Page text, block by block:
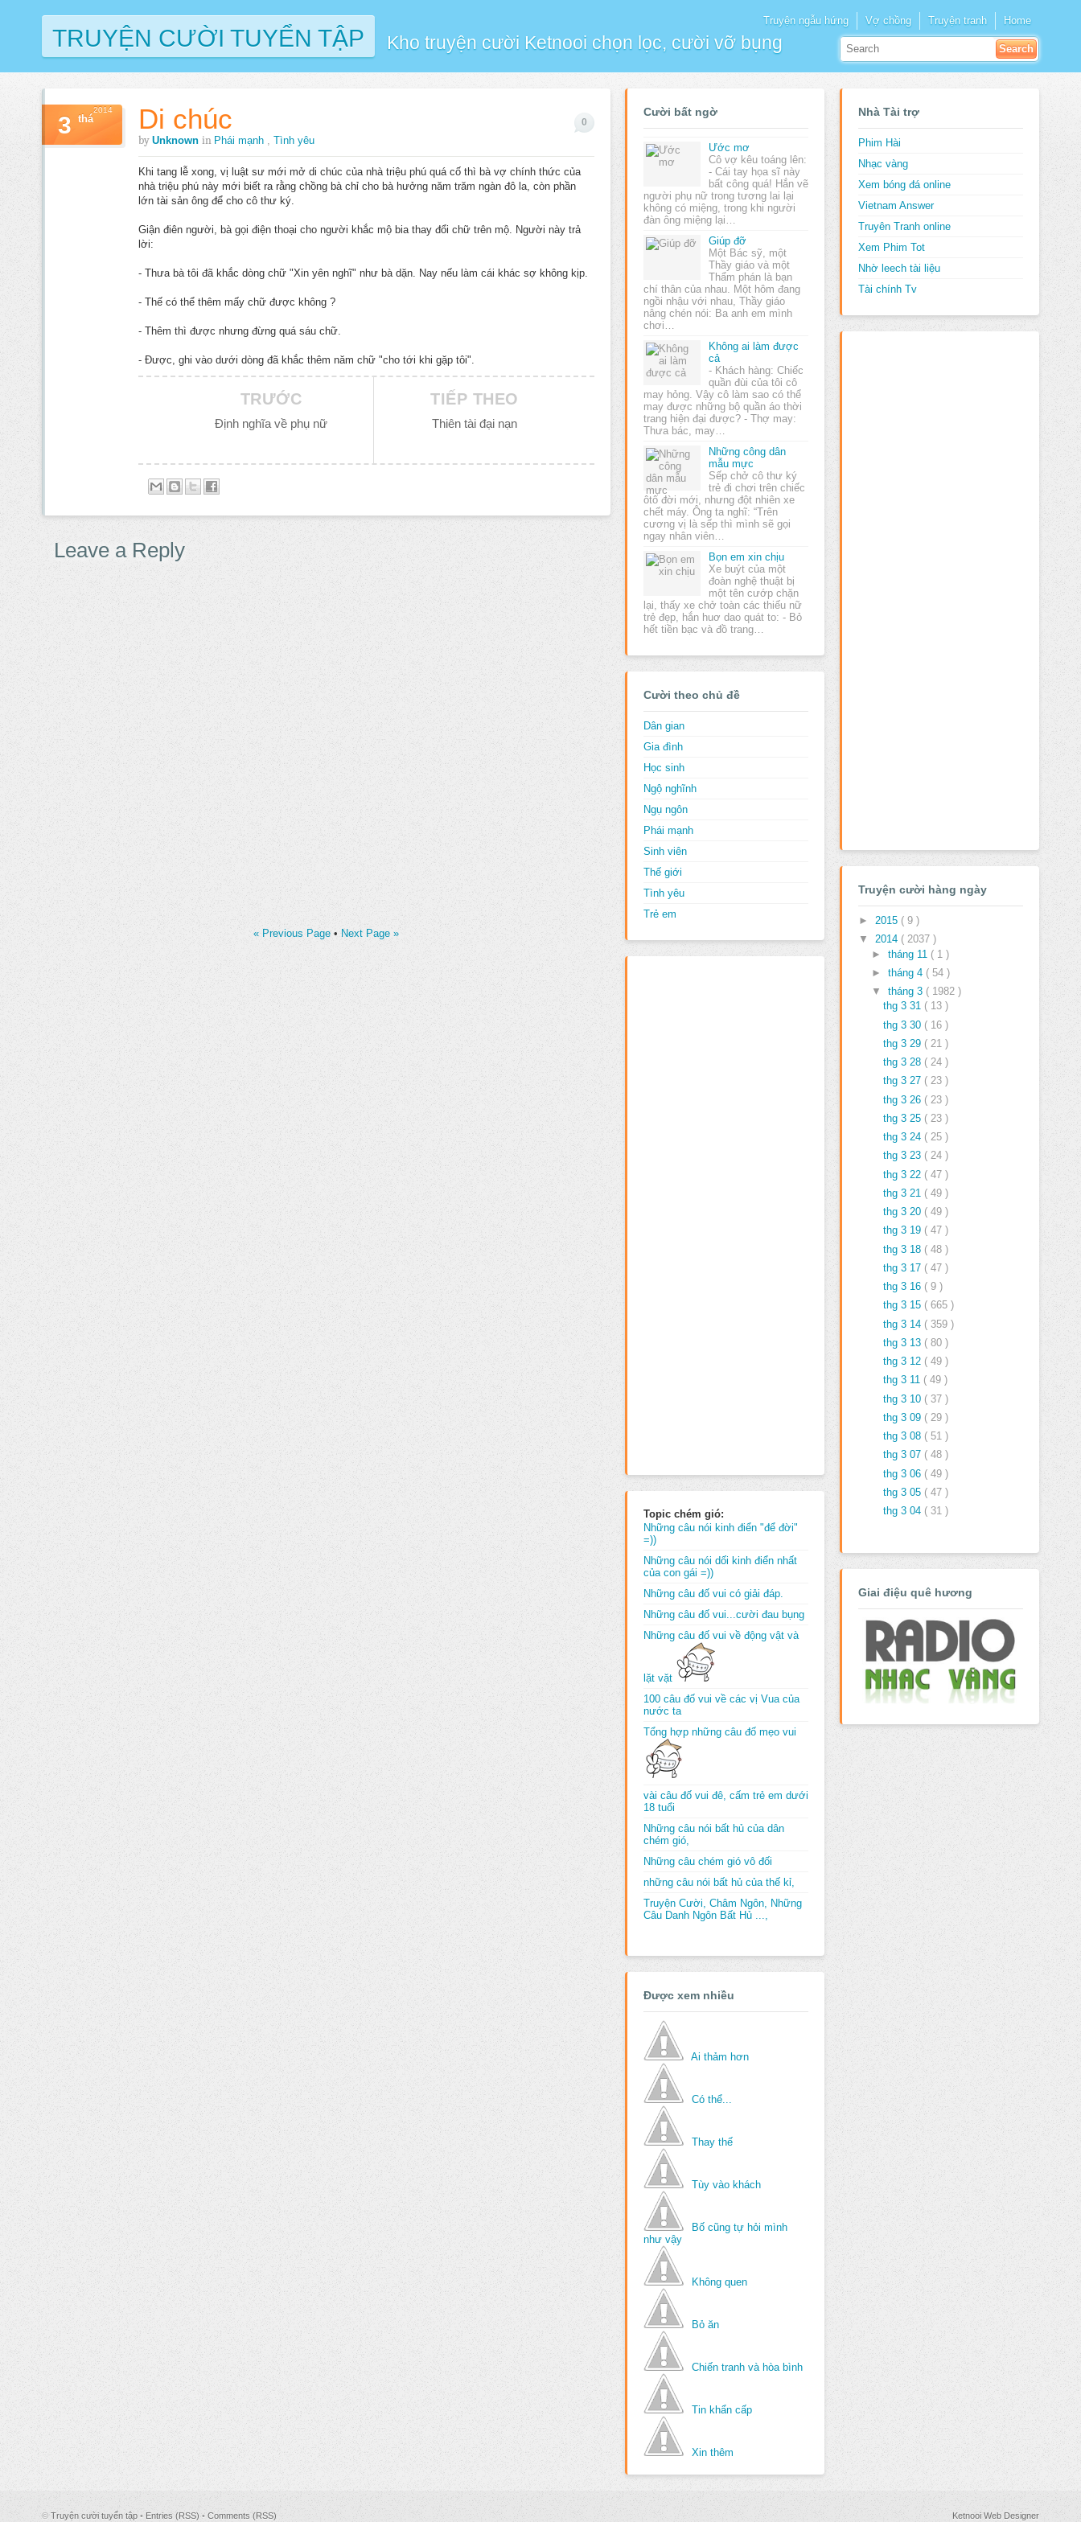
TRUYỆN CƯỜI TUYỂN TẬP Kho truyện cười Ketnooi chọn lọc, cười vỡ bụng
Truyện ngẫu hứng Vợ chồng Truyện tranh Home
Di chúc
by Unknown in Phái mạnh , Tình yêu
3 thá
2014
0
Khi tang lễ xong, vị luật sư mới mở di chúc của nhà triệu phú quá cố thì bà vợ chính thức của
nhà triệu phú này mới biết ra rằng chồng bà chỉ cho bà hưởng năm trăm ngàn đô la, còn phần
lớn tài sản ông để cho cô thư ký.
Giận điên người, bà gọi điện thoại cho người khắc mộ bia thay đổi chữ trên mộ. Người này trả
lời:
- Thưa bà tôi đã khắc dòng chữ "Xin yên nghĩ" như bà dặn. Nay nếu làm cái khác sợ không kịp.
- Thế có thể thêm mấy chữ được không ?
- Thêm thì được nhưng đừng quá sáu chữ.
- Được, ghi vào dưới dòng đã khắc thêm năm chữ "cho tới khi gặp tôi".
TIẾP THEO
Thiên tài đại nạn
TRƯỚC
Định nghĩa về phụ nữ
Leave a Reply
« Previous Page • Next Page »
Cười bất ngờ
Ước mơ
Cô vợ kêu toáng lên:
- Cái tay họa sĩ này
bất công quá! Hắn vẽ
người phụ nữ trong tương lai lại
không có miệng, trong khi người
đàn ông miệng lại…
Giúp đỡ
Một Bác sỹ, một
Thầy giáo và một
Thẩm phán là bạn
chí thân của nhau. Một hôm đang
ngồi nhậu với nhau, Thầy giáo
nâng chén nói: Ba anh em mình
chơi…
Không ai làm được
cả
- Khách hàng: Chiếc
quần đùi của tôi cô
may hỏng. Vậy cô làm sao có thể
may được những bộ quần áo thời
trang hiện đại được? - Thợ may:
Thưa bác, may…
Những công dân
mẫu mực
Sếp chở cô thư ký
trẻ đi chơi trên chiếc
ôtô đời mới, nhưng đột nhiên xe
chết máy. Ông ta nghĩ: “Trên
cương vị là sếp thì mình sẽ gọi
ngay nhân viên…
Bọn em xin chịu
Xe buýt của một
đoàn nghệ thuật bị
một tên cướp chặn
lại, thấy xe chở toàn các thiếu nữ
trẻ đẹp, hắn huơ dao quát to: - Bỏ
hết tiền bạc và đồ trang…
Cười theo chủ đề
Dân gian
Gia đình
Học sinh
Ngộ nghĩnh
Ngụ ngôn
Phái mạnh
Sinh viên
Thế giới
Tình yêu
Trẻ em
Topic chém gió:
Những câu nói kinh điển "để đời"
=))
Những câu nói dối kinh điển nhất
của con gái =))
Những câu đố vui có giải đáp.
Những câu đố vui...cười đau bụng
Những câu đố vui về động vật và
lặt vặt
100 câu đố vui về các vị Vua của
nước ta
Tổng hợp những câu đố mẹo vui
vài câu đố vui đê, cấm trẻ em dưới
18 tuổi
Những câu nói bất hủ của dân
chém gió,
Những câu chém gió vô đối
những câu nói bất hủ của thế kỉ,
Truyện Cười, Châm Ngôn, Những
Câu Danh Ngôn Bất Hủ ...,
Được xem nhiều
Ai thảm hơn
Có thể...
Thay thế
Tùy vào khách
Bố cũng tự hỏi mình
như vậy
Không quen
Bỏ ăn
Chiến tranh và hòa bình
Tin khẩn cấp
Xin thêm
Nhà Tài trợ
Phim Hài
Nhạc vàng
Xem bóng đá online
Vietnam Answer
Truyên Tranh online
Xem Phim Tot
Nhờ leech tài liệu
Tài chính Tv
Truyện cười hàng ngày
► 2015 ( 9 )
▼ 2014 ( 2037 )
► tháng 11 ( 1 )
► tháng 4 ( 54 )
▼ tháng 3 ( 1982 )
thg 3 31 ( 13 )
thg 3 30 ( 16 )
thg 3 29 ( 21 )
thg 3 28 ( 24 )
thg 3 27 ( 23 )
thg 3 26 ( 23 )
thg 3 25 ( 23 )
thg 3 24 ( 25 )
thg 3 23 ( 24 )
thg 3 22 ( 47 )
thg 3 21 ( 49 )
thg 3 20 ( 49 )
thg 3 19 ( 47 )
thg 3 18 ( 48 )
thg 3 17 ( 47 )
thg 3 16 ( 9 )
thg 3 15 ( 665 )
thg 3 14 ( 359 )
thg 3 13 ( 80 )
thg 3 12 ( 49 )
thg 3 11 ( 49 )
thg 3 10 ( 37 )
thg 3 09 ( 29 )
thg 3 08 ( 51 )
thg 3 07 ( 48 )
thg 3 06 ( 49 )
thg 3 05 ( 47 )
thg 3 04 ( 31 )
Giai điệu quê hương
© Truyện cười tuyển tập • Entries (RSS) • Comments (RSS) Ketnooi Web Designer